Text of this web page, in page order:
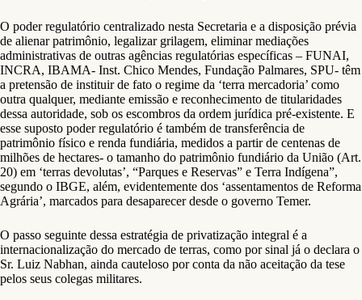
O poder regulatório centralizado nesta Secretaria e a disposição prévia
de alienar patrimônio, legalizar grilagem, eliminar mediações
administrativas de outras agências regulatórias específicas – FUNAI,
INCRA, IBAMA- Inst. Chico Mendes, Fundação Palmares, SPU- têm
a pretensão de instituir de fato o regime da ‘terra mercadoria’ como
outra qualquer, mediante emissão e reconhecimento de titularidades
dessa autoridade, sob os escombros da ordem jurídica pré-existente. E
esse suposto poder regulatório é também de transferência de
patrimônio físico e renda fundiária, medidos a partir de centenas de
milhões de hectares- o tamanho do patrimônio fundiário da União (Art.
20) em ‘terras devolutas’, “Parques e Reservas” e Terra Indígena”,
segundo o IBGE, além, evidentemente dos ‘assentamentos de Reforma
Agrária’, marcados para desaparecer desde o governo Temer.
O passo seguinte dessa estratégia de privatização integral é a
internacionalização do mercado de terras, como por sinal já o declara o
Sr. Luiz Nabhan, ainda cauteloso por conta da não aceitação da tese
pelos seus colegas militares.